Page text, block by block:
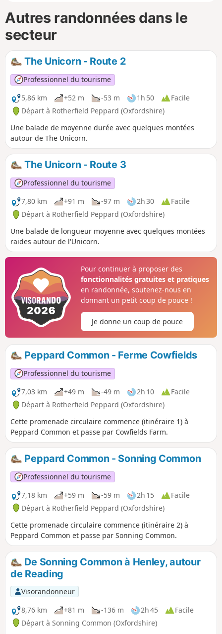
Autres randonnées dans le
secteur
The Unicorn - Route 2
Professionnel du tourisme
5,86 km
+52 m -53 m 1h 50
Facile
Départ à Rotherfield Peppard (Oxfordshire)
Une balade de moyenne durée avec quelques montées
autour de The Unicorn.
The Unicorn - Route 3
Professionnel du tourisme
7,80 km
+91 m -97 m 2h 30
Facile
Départ à Rotherfield Peppard (Oxfordshire)
Une balade de longueur moyenne avec quelques montées
raides autour de l'Unicorn.
Pour continuer à proposer des
fonctionnalités gratuites et pratiques
en randonnée, soutenez-nous en
donnant un petit coup de pouce !
Je donne un coup de pouce
Peppard Common - Ferme Cowfields
Professionnel du tourisme
7,03 km
+49 m -49 m 2h 10
Facile
Départ à Rotherfield Peppard (Oxfordshire)
Cette promenade circulaire commence (itinéraire 1) à
Peppard Common et passe par Cowfields Farm.
Peppard Common - Sonning Common
Professionnel du tourisme
7,18 km
+59 m -59 m 2h 15
Facile
Départ à Rotherfield Peppard (Oxfordshire)
Cette promenade circulaire commence (itinéraire 2) à
Peppard Common et passe par Sonning Common.
De Sonning Common à Henley, autour
de Reading
Visorandonneur
8,76 km
+81 m -136 m 2h 45
Facile
Départ à Sonning Common (Oxfordshire)